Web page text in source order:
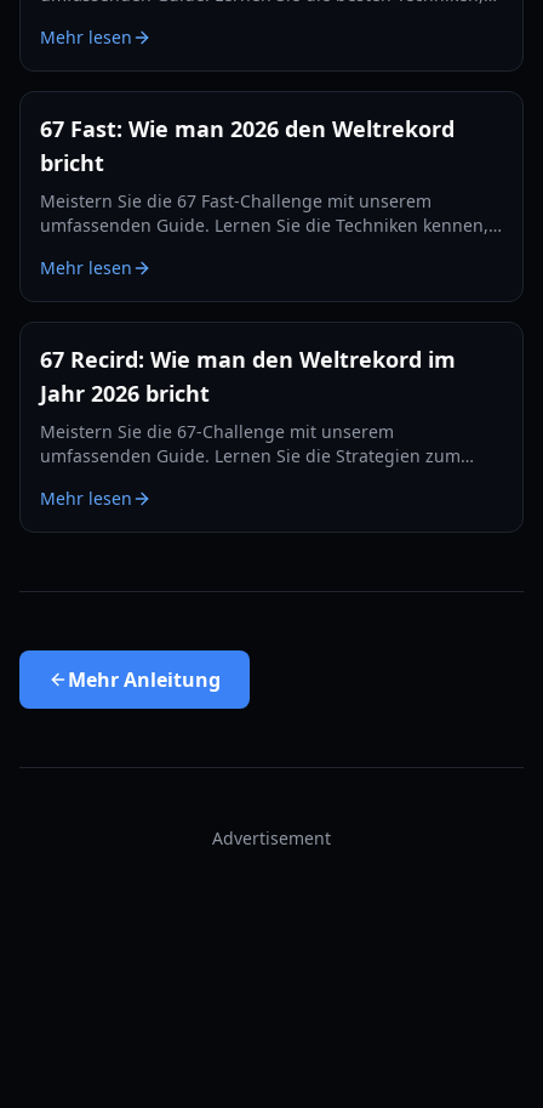
2026 den Weltrekord zu brechen.
Mehr lesen
67 Fast: Wie man 2026 den Weltrekord
bricht
Meistern Sie die 67 Fast-Challenge mit unserem
umfassenden Guide. Lernen Sie die Techniken kennen,
die Bestenlisten dominieren.
Mehr lesen
67 Recird: Wie man den Weltrekord im
Jahr 2026 bricht
Meistern Sie die 67-Challenge mit unserem
umfassenden Guide. Lernen Sie die Strategien zum
Trainingsübungen für 2026.
Mehr lesen
MehrAnleitung
Advertisement